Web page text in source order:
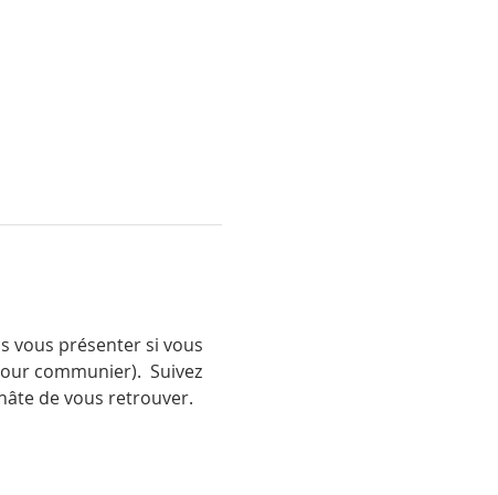
vous présenter si vous
communier).  Suivez
de vous retrouver.